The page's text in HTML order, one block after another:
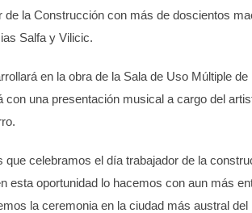
de la Construcción con más de doscientos
Salfa y Vilicic.
en la obra de la Sala de Uso Múltiple de
con una presentación musical a cargo del
que celebramos el día trabajador de la
esta oportunidad lo hacemos con aun más
la ceremonia en la ciudad más austral del